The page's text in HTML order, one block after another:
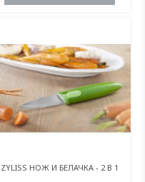
ZYLISS НОЖ И БЕЛАЧКА - 2 В 1